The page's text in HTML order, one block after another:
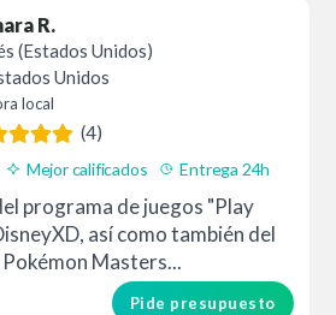
R.
(Estados Unidos)
Unidos
local
(4)
Mejor calificados Entrega 24h
programa de juegos "Play
así como también del
Masters...
Pide presupuesto